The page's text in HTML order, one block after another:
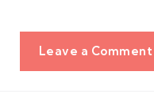
Leave a Comment